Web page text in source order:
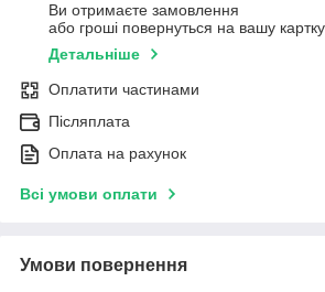
Ви отримаєте замовлення
або гроші повернуться на вашу картку
Детальніше
Оплатити частинами
Післяплата
Оплата на рахунок
Всі умови оплати
Умови повернення